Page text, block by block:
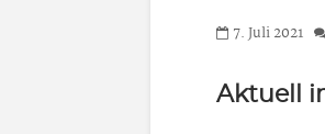
7. Juli 2021
Aktuell